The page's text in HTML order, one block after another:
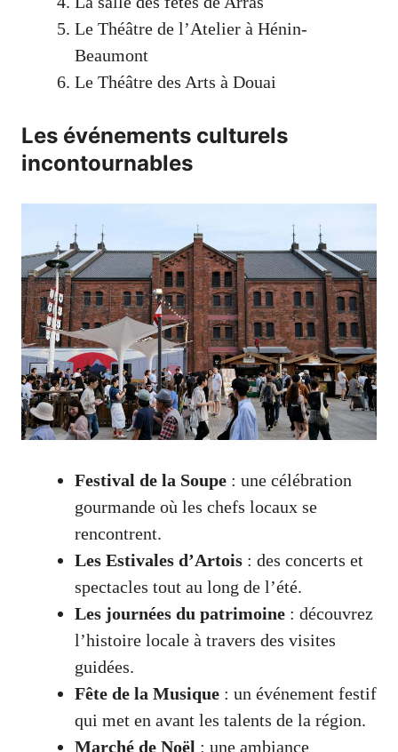
Le Théâtre de l’Atelier à Hénin-
Beaumont
Le Théâtre des Arts à Douai
Les événements culturels
incontournables
Festival de la Soupe : une célébration
gourmande où les chefs locaux se
rencontrent.
Les Estivales d’Artois : des concerts et
spectacles tout au long de l’été.
Les journées du patrimoine : découvrez
l’histoire locale à travers des visites
guidées.
Fête de la Musique : un événement festif
qui met en avant les talents de la région.
Marché de Noël : une ambiance